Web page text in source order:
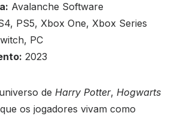
Avalanche Software
PS5, Xbox One, Xbox Series
PC
2023
de Harry Potter, Hogwarts
os jogadores vivam como